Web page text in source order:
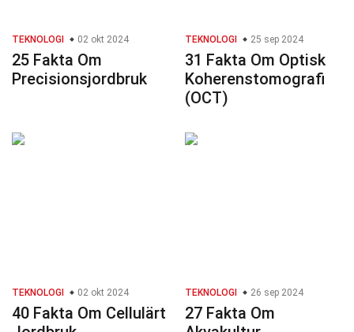
TEKNOLOGI 02 okt 2024
25 Fakta Om
Precisionsjordbruk
TEKNOLOGI 25 sep 2024
31 Fakta Om Optisk
Koherenstomografi
(OCT)
TEKNOLOGI 02 okt 2024
40 Fakta Om Cellulärt
TEKNOLOGI 26 sep 2024
27 Fakta Om